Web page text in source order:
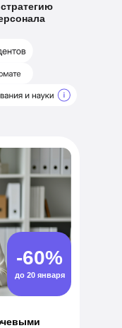
-60%
до 20 января